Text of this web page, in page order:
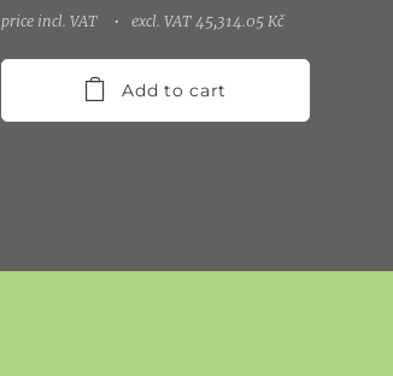
price incl. VAT excl. VAT 45,314.05 Kč
Add to cart